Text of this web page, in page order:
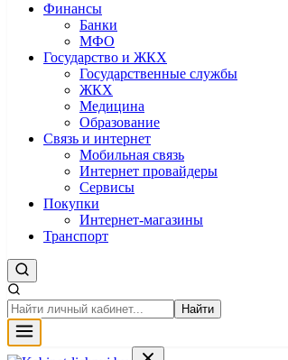
Финансы
Банки
МФО
Государство и ЖКХ
Государственные службы
ЖКХ
Медицина
Образование
Связь и интернет
Мобильная связь
Интернет провайдеры
Сервисы
Покупки
Интернет-магазины
Транспорт
Найти